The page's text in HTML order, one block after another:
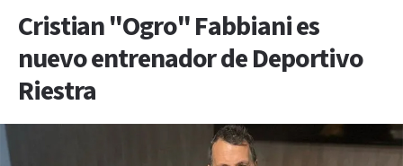
Cristian "Ogro" Fabbiani es
nuevo entrenador de Deportivo
Riestra